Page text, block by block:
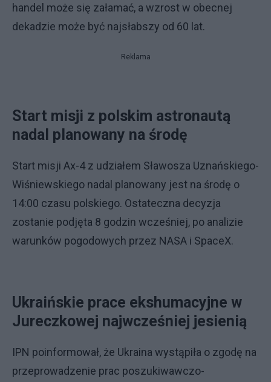
handel może się załamać, a wzrost w obecnej
dekadzie może być najsłabszy od 60 lat.
Reklama
Start misji z polskim astronautą
nadal planowany na środę
Start misji Ax-4 z udziałem Sławosza Uznańskiego-
Wiśniewskiego nadal planowany jest na środę o
14:00 czasu polskiego. Ostateczna decyzja
zostanie podjęta 8 godzin wcześniej, po analizie
warunków pogodowych przez NASA i SpaceX.
Ukraińskie prace ekshumacyjne w
Jureczkowej najwcześniej jesienią
IPN poinformował, że Ukraina wystąpiła o zgodę na
przeprowadzenie prac poszukiwawczo-